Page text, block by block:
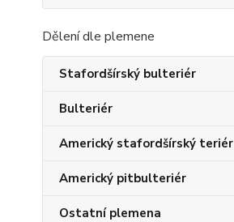
Dělení dle plemene
Stafordšírský bulteriér
Bulteriér
Americký stafordšírský teriér
Americký pitbulteriér
Ostatní plemena